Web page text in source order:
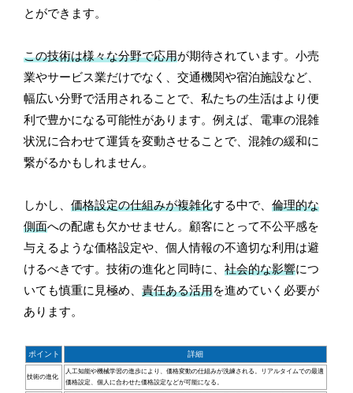
とができます。
この技術は様々な分野で応用が期待されています。小売
業やサービス業だけでなく、交通機関や宿泊施設など、
幅広い分野で活用されることで、私たちの生活はより便
利で豊かになる可能性があります。例えば、電車の混雑
状況に合わせて運賃を変動させることで、混雑の緩和に
繋がるかもしれません。
しかし、価格設定の仕組みが複雑化する中で、倫理的な
側面への配慮も欠かせません。顧客にとって不公平感を
与えるような価格設定や、個人情報の不適切な利用は避
けるべきです。技術の進化と同時に、社会的な影響につ
いても慎重に見極め、責任ある活用を進めていく必要が
あります。
ポイント 詳細
技術の進化
人工知能や機械学習の進歩により、価格変動の仕組みが洗練される。リアルタイムでの最適
価格設定、個人に合わせた価格設定などが可能になる。